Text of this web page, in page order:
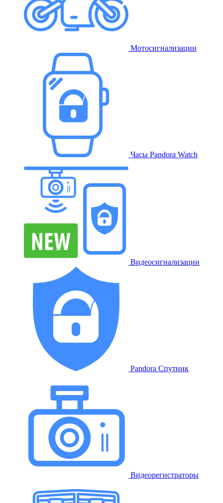
Мотосигнализации
Часы Pandora Watch
Видеосигнализации
Pandora Спутник
Видеорегистраторы